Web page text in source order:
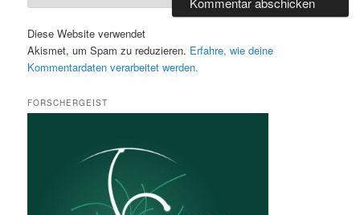
Diese Website verwendet
Akismet, um Spam zu reduzieren. Erfahre, wie deine
Kommentardaten verarbeitet werden.
FORSCHERGEIST